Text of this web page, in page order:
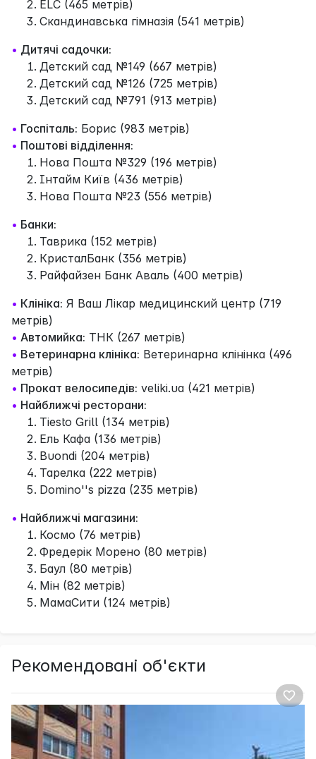
ELC (465 метрів)
Скандинавська гімназія (541 метрів)
• Дитячі садочки:
Детский сад №149 (667 метрів)
Детский сад №126 (725 метрів)
Детский сад №791 (913 метрів)
• Госпіталь: Борис (983 метрів)
• Поштові відділення:
Нова Пошта №329 (196 метрів)
Інтайм Київ (436 метрів)
Нова Пошта №23 (556 метрів)
• Банки:
Таврика (152 метрів)
КристалБанк (356 метрів)
Райфайзен Банк Аваль (400 метрів)
• Клініка: Я Ваш Лікар медицинский центр (719
метрів)
• Автомийка: ТНК (267 метрів)
• Ветеринарна клініка: Ветеринарна клінінка (496
метрів)
• Прокат велосипедів: veliki.ua (421 метрів)
• Найближчі ресторани:
Tiesto Grill (134 метрів)
Ель Кафа (136 метрів)
Buondi (204 метрів)
Тарелка (222 метрів)
Domino''s pizza (235 метрів)
• Найближчі магазини:
Космо (76 метрів)
Фредерік Морено (80 метрів)
Баул (80 метрів)
Мін (82 метрів)
МамаСити (124 метрів)
Рекомендовані об'єкти